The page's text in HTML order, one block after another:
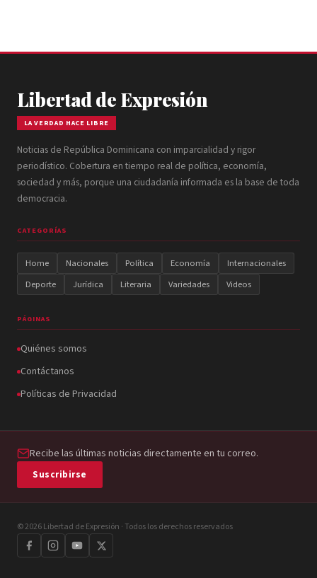
Libertad de Expresión
LA VERDAD HACE LIBRE
Noticias de República Dominicana con imparcialidad y rigor
periodístico. Cobertura en tiempo real de política, economía,
sociedad y más, porque una ciudadanía informada es la base de toda
democracia.
CATEGORÍAS
Home Nacionales Política Economía
Internacionales
Deporte
Jurídica Literaria Variedades Videos
PÁGINAS
Quiénes somos
Contáctanos
Políticas de Privacidad
Recibe las últimas noticias directamente en tu correo.
Suscribirse
© 2026 Libertad de Expresión · Todos los derechos reservados